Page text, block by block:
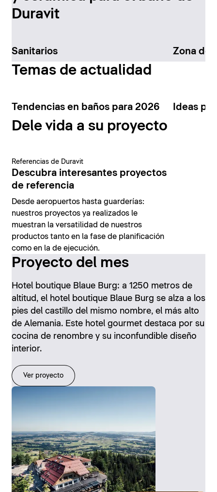
Duravit
Sanitarios Zona de
Temas de actualidad
Tendencias en baños para 2026 Ideas
Dele vida a su proyecto
Referencias de Duravit
Descubra interesantes proyectos
de referencia
Desde aeropuertos hasta guarderías:
nuestros proyectos ya realizados le
muestran la versatilidad de nuestros
productos tanto en la fase de planificación
como en la de ejecución.
Proyecto del mes
Hotel boutique Blaue Burg: a 1250 metros de
altitud, el hotel boutique Blaue Burg se alza a los
pies del castillo del mismo nombre, el más alto
de Alemania. Este hotel gourmet destaca por su
cocina de renombre y su inconfundible diseño
interior.
Ver proyecto